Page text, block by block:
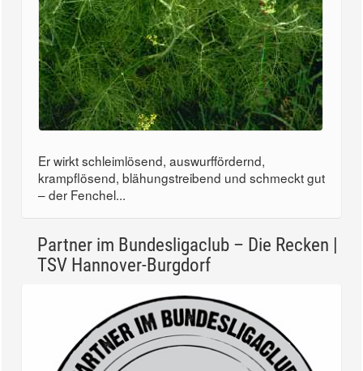
Er wirkt schleimlösend, auswurffördernd,
krampflösend, blähungstreibend und schmeckt gut
– der Fenchel...
Partner im Bundesligaclub – Die Recken |
TSV Hannover-Burgdorf